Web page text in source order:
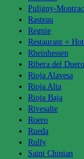
Puligny-
Rasteau
Regnie
Restaurant +
Rheinhessen
Ribera del Duero
Rioja Alavesa
Rioja Alta
Rioja Baja
Rivesalte
Roero
Rueda
Rully
Saint Chinian